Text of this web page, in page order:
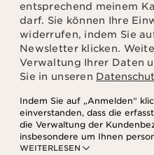
entsprechend meinem
darf. Sie können Ihre
widerrufen, indem Sie
Newsletter klicken.
Verwaltung Ihrer Daten
Sie in unseren
WEITERLESEN
Indem Sie auf „Anmelden“
einverstanden, dass die
die Verwaltung der
insbesondere um Ihnen
Produkten und